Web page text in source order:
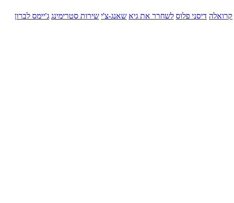
קרואלה דיסני פלוס לשחרר את גיא שאנג-צ'י שירות סטרימינג ג'יימס לברון